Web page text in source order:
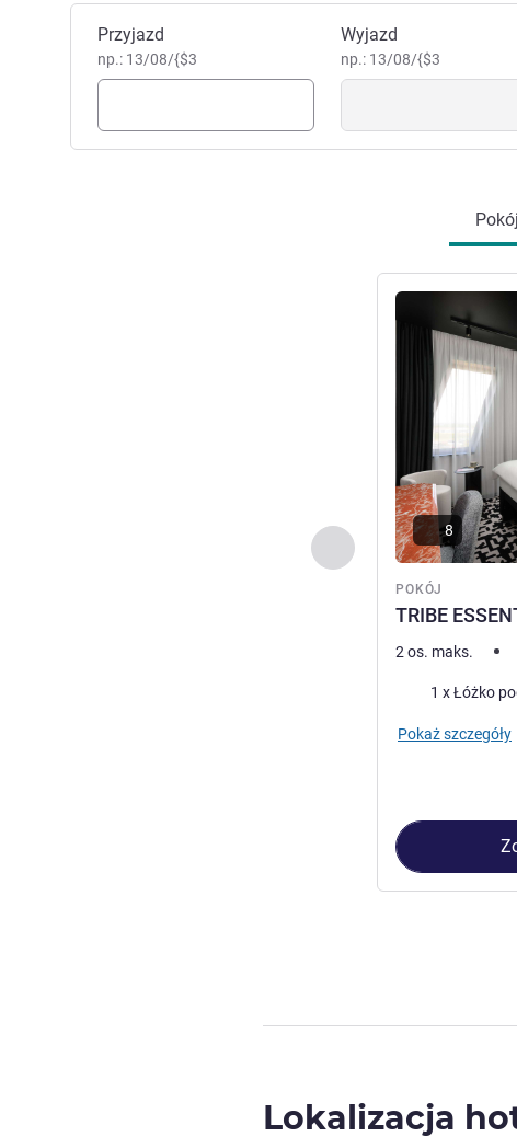
Zarezerwuj ten hotel
Przyjazd
np.: 13/08/{$3
Wyjazd
np.: 13/08/{$3
Poprzedni - Pokój
POKÓJ
TRIBE
Pokaż szczegóły
8
2 os. maks.
Pościel1 x Łóżko
Pokaż szczegóły
Lokalizacja